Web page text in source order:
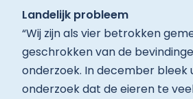
Landelijk probleem
“Wij zijn als vier betrokken
geschrokken van de
onderzoek. In december bleek
onderzoek dat de eieren te